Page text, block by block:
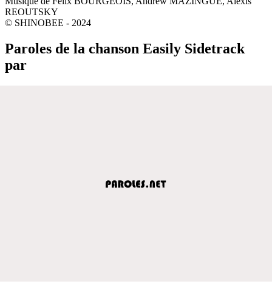
REOUTSKY
© SHINOBEE - 2024
Paroles de la chanson Easily Sidetrack
par